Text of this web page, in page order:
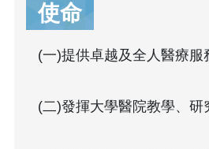
使命
(一)提供卓越及全人醫療服
(二)發揮大學醫院教學、研